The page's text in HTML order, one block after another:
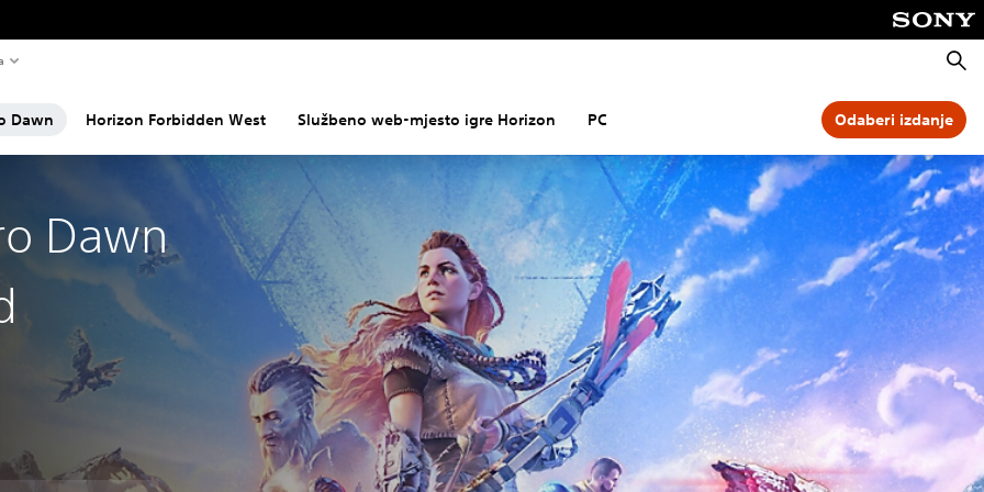
Dawn Horizon Forbidden West Službeno web-mjesto igre Horizon PC Odaberi izdanje
Dawn